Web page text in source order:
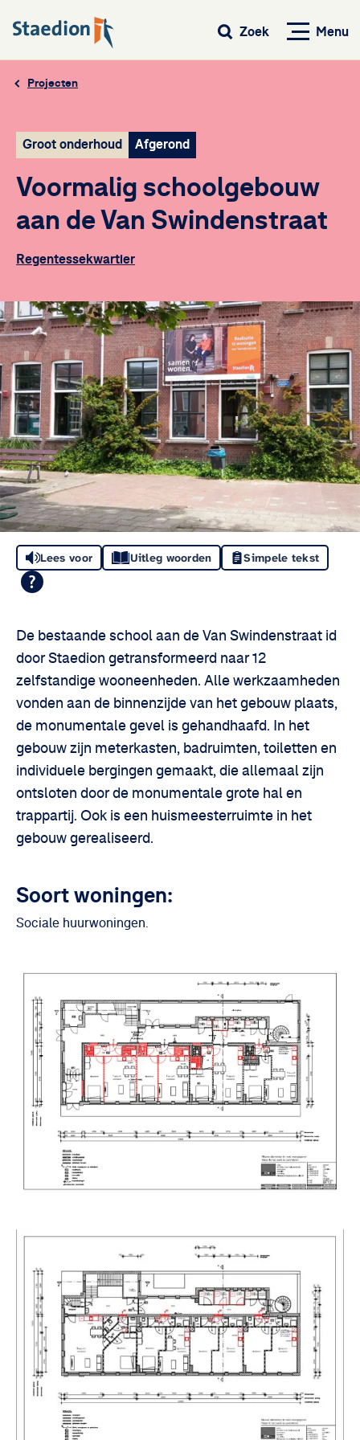
Menu
Zoek
Projecten
Voormalig schoolgebouw
aan de Van Swindenstraat
Groot onderhoud Afgerond
Regentessekwartier
Lees voor Uitleg woorden Simpele tekst
De bestaande school aan de Van Swindenstraat id
door Staedion getransformeerd naar 12
zelfstandige wooneenheden. Alle werkzaamheden
vonden aan de binnenzijde van het gebouw plaats,
de monumentale gevel is gehandhaafd. In het
gebouw zijn meterkasten, badruimten, toiletten en
individuele bergingen gemaakt, die allemaal zijn
ontsloten door de monumentale grote hal en
trappartij. Ook is een huismeesterruimte in het
gebouw gerealiseerd.
Soort woningen:
Sociale huurwoningen.